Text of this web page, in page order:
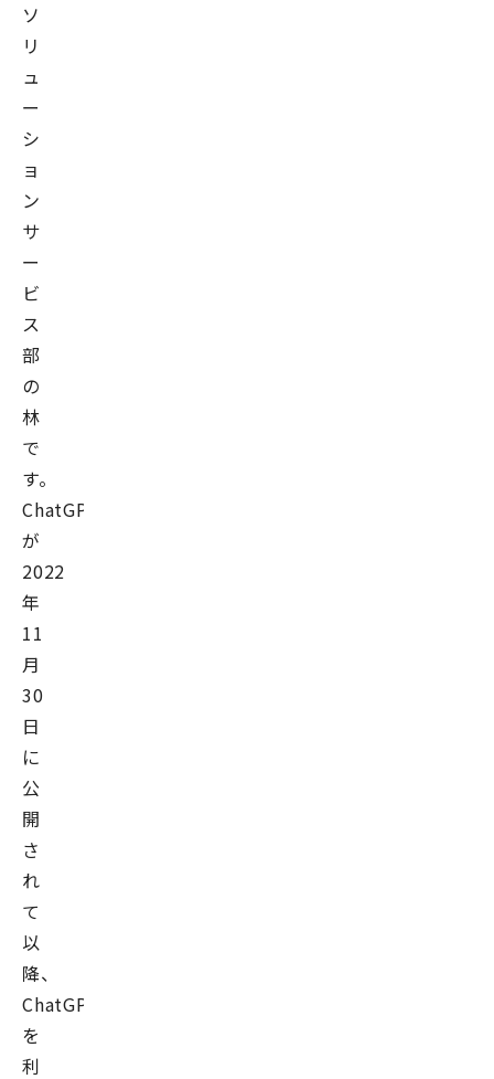
ソ
リ
ュ
ー
シ
ョ
ン
サ
ー
ビ
ス
部
の
林
で
す。
ChatGPT
が
2022
年
11
月
30
日
に
公
開
さ
れ
て
以
降、
ChatGPT
を
利